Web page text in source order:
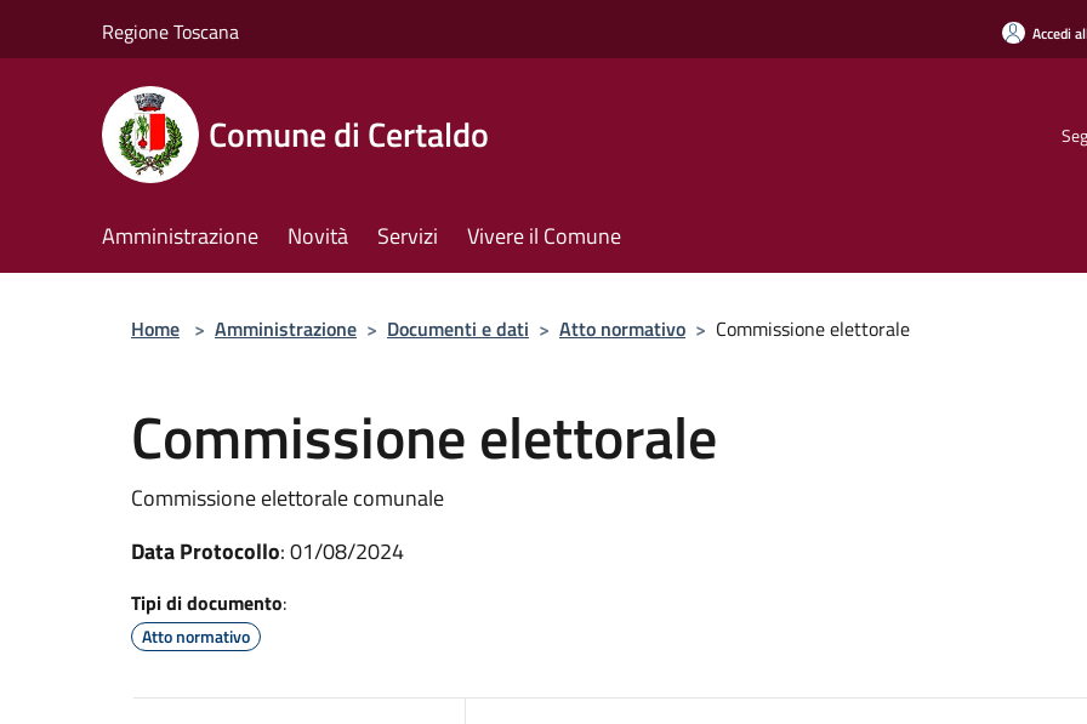
Regione Toscana Accedi
Comune di Certaldo
Amministrazione Novità Servizi Vivere il Comune
Home > Amministrazione > Documenti e dati > Atto normativo > Commissione elettorale
Commissione elettorale
Commissione elettorale comunale
Data Protocollo: 01/08/2024
Tipi di documento:
Atto normativo